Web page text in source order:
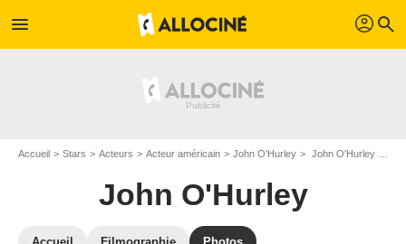
menu profil search
Accueil Stars Acteurs Acteur américain John O'Hurley John O'Hurley : Photos de ses films et séries
John O'Hurley